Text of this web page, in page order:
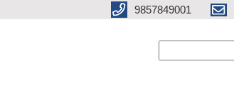
9857849001